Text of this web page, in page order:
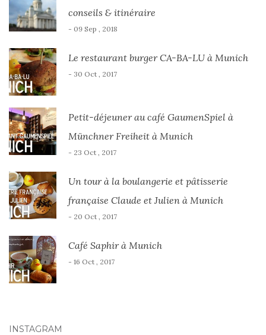
conseils & itinéraire
- 09 Sep , 2018
Le restaurant burger CA-BA-LU à Munich
- 30 Oct , 2017
Petit-déjeuner au café GaumenSpiel à
Münchner Freiheit à Munich
- 23 Oct , 2017
Un tour à la boulangerie et pâtisserie
française Claude et Julien à Munich
- 20 Oct , 2017
Café Saphir à Munich
- 16 Oct , 2017
INSTAGRAM